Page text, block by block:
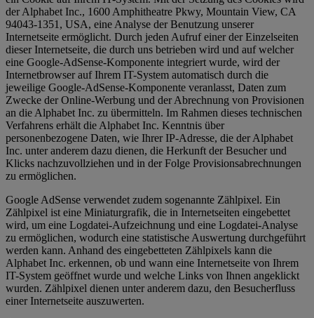
der Alphabet Inc., 1600 Amphitheatre Pkwy, Mountain View, CA
94043-1351, USA, eine Analyse der Benutzung unserer
Internetseite ermöglicht. Durch jeden Aufruf einer der Einzelseiten
dieser Internetseite, die durch uns betrieben wird und auf welcher
eine Google-AdSense-Komponente integriert wurde, wird der
Internetbrowser auf Ihrem IT-System automatisch durch die
jeweilige Google-AdSense-Komponente veranlasst, Daten zum
Zwecke der Online-Werbung und der Abrechnung von Provisionen
an die Alphabet Inc. zu übermitteln. Im Rahmen dieses technischen
Verfahrens erhält die Alphabet Inc. Kenntnis über
personenbezogene Daten, wie Ihrer IP-Adresse, die der Alphabet
Inc. unter anderem dazu dienen, die Herkunft der Besucher und
Klicks nachzuvollziehen und in der Folge Provisionsabrechnungen
zu ermöglichen.
Google AdSense verwendet zudem sogenannte Zählpixel. Ein
Zählpixel ist eine Miniaturgrafik, die in Internetseiten eingebettet
wird, um eine Logdatei-Aufzeichnung und eine Logdatei-Analyse
zu ermöglichen, wodurch eine statistische Auswertung durchgeführt
werden kann. Anhand des eingebetteten Zählpixels kann die
Alphabet Inc. erkennen, ob und wann eine Internetseite von Ihrem
IT-System geöffnet wurde und welche Links von Ihnen angeklickt
wurden. Zählpixel dienen unter anderem dazu, den Besucherfluss
einer Internetseite auszuwerten.